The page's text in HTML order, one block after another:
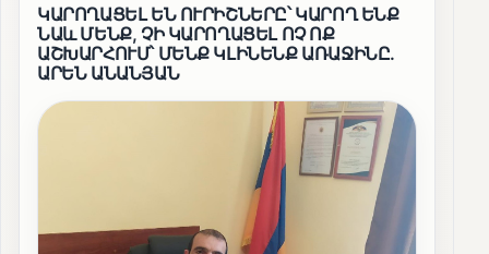
ԿԱՐՈՂԱՑԵԼ ԵՆ ՈՒՐԻՇՆԵՐԸ՝ ԿԱՐՈՂ ԵՆՔ
ՆԱև ՄԵՆՔ, ՉԻ ԿԱՐՈՂԱՑԵԼ ՈՉ ՈՔ
ԱՇԽԱՐՀՈՒՄ՝ ՄԵՆՔ ԿԼԻՆԵՆՔ ԱՌԱՋԻՆԸ.
ԱՐԵՆ ԱՆԱՆՅԱՆ